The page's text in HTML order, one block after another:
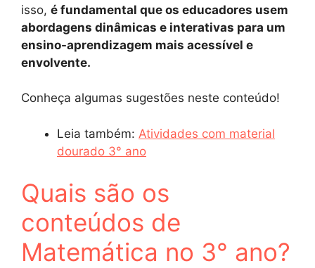
isso, é fundamental que os educadores usem
abordagens dinâmicas e interativas para um
ensino-aprendizagem mais acessível e
envolvente.
Conheça algumas sugestões neste conteúdo!
Leia também: Atividades com material
dourado 3° ano
Quais são os
conteúdos de
Matemática no 3° ano?